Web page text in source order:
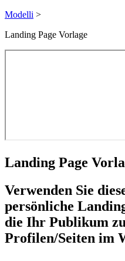
Modelli >
Landing Page Vorlage
Landing Page
Verwenden Sie
persönliche
die Ihr Publikum
Profilen/Seiten im